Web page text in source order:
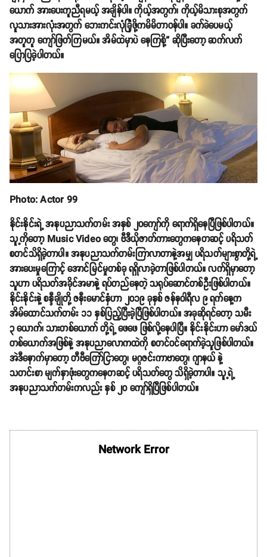
ယောက် အားပေးကူညီရမယ့် အချိန်ပါ။ ကိုယ့်အတွက်၊ ကိုယ့်မိသားစုအတွက်
လူသားအားလုံးအတွက် ဘေးကင်းလုံခြုံဖို့ကမိမိတာဝန်ပါ။ ခက်ခဲပေမယ့်
အတူတူ ကျော်ဖြတ်ကြမယ်။ အိမ်ထဲမှာပဲ နေကြစို့” ဆိုပြီးတော့ ဆက်လက်
ပြောပြခဲ့ပါတယ်။
Photo: Actor 99
နိုင်းနိုင်းရဲ့ အနုပညာသက်တမ်း အနှစ် ၂၀ကျော်ကို ရောက်ရှိနေပြီဖြစ်ပါတယ်။
သူ့ကိုတော့ Music Video တွေ၊ ဗီဒီယိုဇာတ်ကားတွေကနေတဆင့် ပရိသတ်
စတင်သိရှိခဲ့တာပါ။ အနုပညာသက်တမ်းကြာလာတာနဲ့အမျှ ပရိသတ်များစွာတို့ရဲ့
အားပေးမှုကြောင့် အောင်မြင်မှုတစ်ခု ရရှိလာခဲ့တာဖြစ်ပါတယ်။ လက်ရှိမှာတော့
သူဟာ ပရိသတ်အခိုင်အမာနဲ့ ရပ်တည်နေတဲ့ သရုပ်ဆောင်တစ်ဦးဖြစ်ပါတယ်။
နိုင်းနိုင်းနဲ့ စန္ဒီချိုတို့ ဇနီးမောင်နှံဟာ ၂၀၁၉ ခုနှစ် ဇန်နဝါရီလ ၉ ရက်နေ့က
အိမ်ထောင်သက်တမ်း ၁၁ နှစ်ပြည့်ပြီးခဲ့ပြီဖြစ်ပါတယ်။ အခုဆိုရင်တော့ သမီး
၃ ယောက်၊ သားတစ်ယောက် တို့ရဲ့ ဖေဖေ ဖြစ်လို့နေပါပြီ။ နိုင်းနိုင်းဟာ မော်ဒယ်
တစ်ယောက်အဖြစ်နဲ့ အနုပညာလောကထဲကို စတင်ဝင်ရောက်ခဲ့သူဖြစ်ပါတယ်။
အဲဒီနောက်မှာတော့ တီဗီကြော်ငြာတွေ၊ မဂ္ဂဇင်းကာဗာတွေ၊ ဂျာနယ် နဲ့
သတင်းစာ မျက်နှာဖုံးတွေကနေတဆင့် ပရိသတ်တွေ သိရှိခဲ့တာပါ။ သူ့ရဲ့
အနုပညာသက်တမ်းကလည်း နှစ် ၂၀ ကျော်ရှိပြီဖြစ်ပါတယ်။